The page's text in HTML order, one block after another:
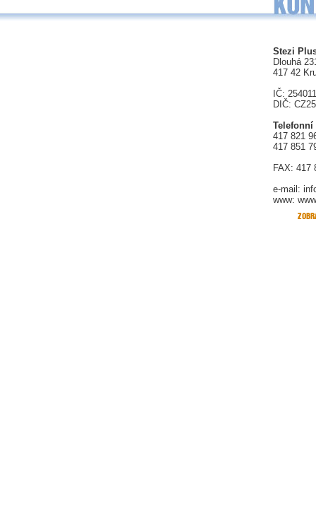
Stezi
Dlouhá
417 42
IČ:
DIČ:
417 821
417 851
FAX: 417
e-mail:
www: